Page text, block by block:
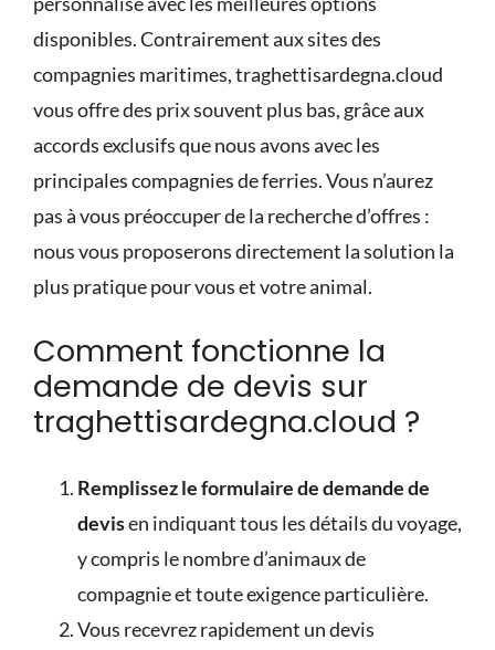
disponibles. Contrairement aux sites des
compagnies maritimes,traghettisardegna.cloud
vous offre des prix souvent plus bas, grâce aux
accords exclusifs que nous avons avec les
principales compagnies de ferries. Vous n’aurez
pas à vous préoccuper de la recherche d’offres :
nous vous proposerons directement la solution la
plus pratique pour vous et votre animal.
Comment fonctionne la
demande de devis sur
traghettisardegna.cloud ?
Remplissez le formulaire de demande de
devisen indiquant tous les détails du voyage,
y compris le nombre d’animaux de
compagnie et toute exigence particulière.
Vous recevrez rapidement un devis